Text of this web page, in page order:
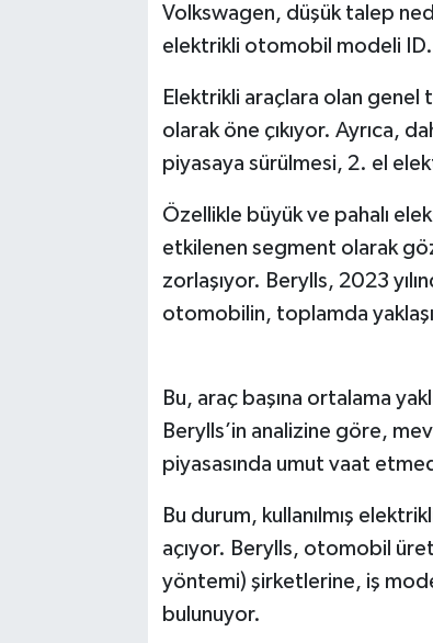
Volkswagen, düşük talep
elektrikli otomobil modeli
Elektrikli araçlara olan
olarak öne çıkıyor. Ayrıca,
piyasaya sürülmesi, 2. el
Özellikle büyük ve pahalı
etkilenen segment olarak
zorlaşıyor. Berylls, 2023
otomobilin, toplamda
Bu, araç başına ortalama
Berylls’in analizine göre,
piyasasında umut vaat
Bu durum, kullanılmış
açıyor. Berylls, otomobil
yöntemi) şirketlerine, iş
bulunuyor.